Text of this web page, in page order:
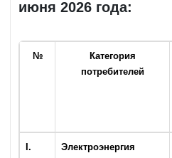
июня 2026 года:
№
Категория
потребителей
. Электроэнергия